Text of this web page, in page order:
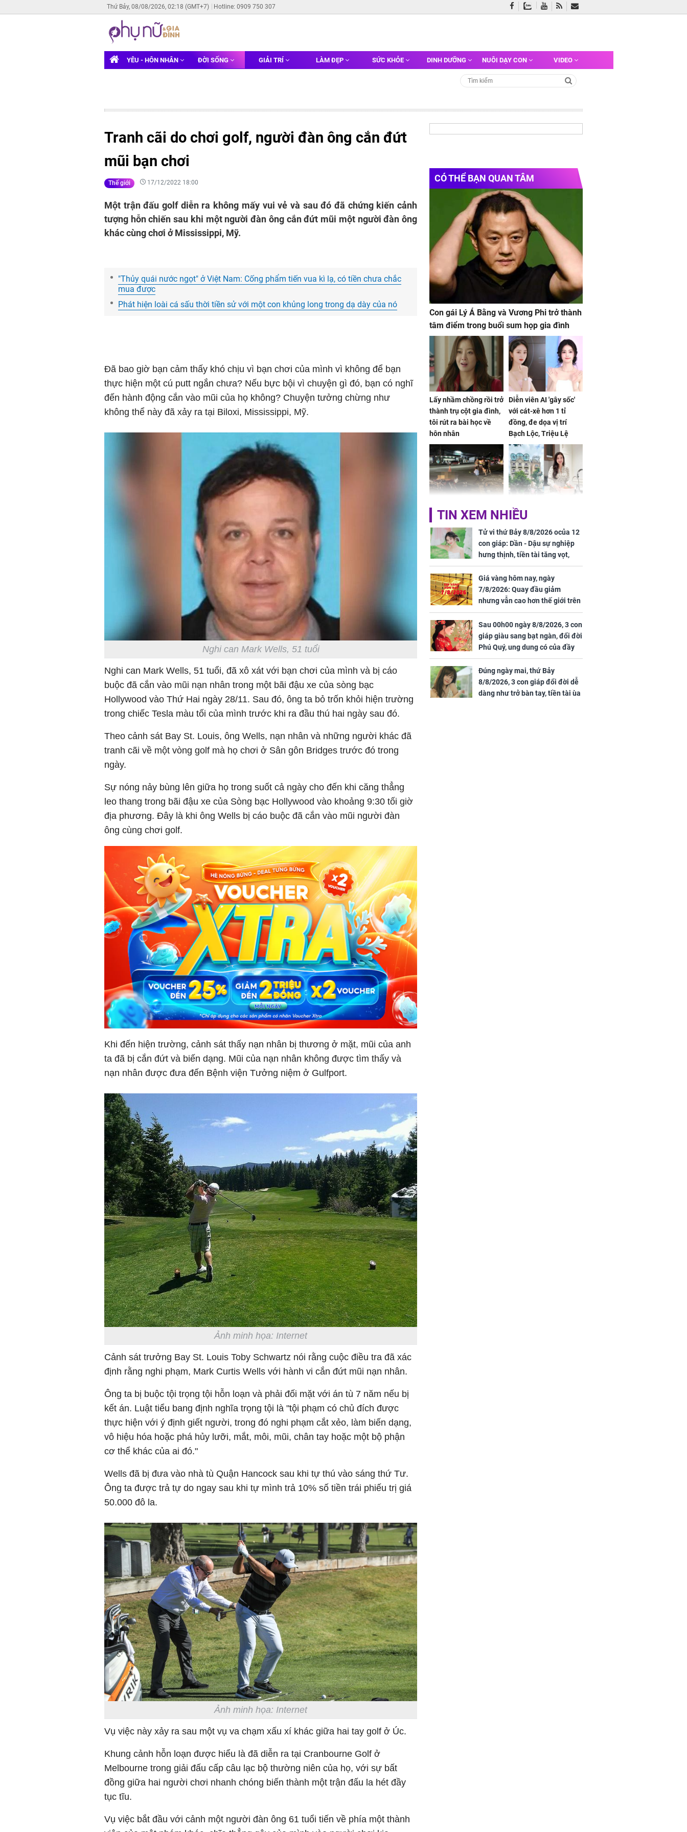
Thứ Bảy, 08/08/2026, 02:18 (GMT+7) Hotline: 0909 750 307
YÊU - HÔN NHÂN ĐỜI SỐNG GIẢI TRÍ LÀM ĐẸP SỨC KHỎE DINH DƯỠNG NUÔI DẠY CON VIDEO
Tranh cãi do chơi golf, người đàn ông cắn đứt
mũi bạn chơi
Thế giới 17/12/2022 18:00
Một trận đấu golf diễn ra không mấy vui vẻ và sau đó đã chứng kiến ​​cảnh
tượng hỗn chiến sau khi một người đàn ông cắn đứt mũi một người đàn ông
khác cùng chơi ở Mississippi, Mỹ.
"Thủy quái nước ngọt" ở Việt Nam: Cống phẩm tiến vua kì lạ, có tiền chưa chắc
mua được
Phát hiện loài cá sấu thời tiền sử với một con khủng long trong dạ dày của nó
Đã bao giờ bạn cảm thấy khó chịu vì bạn chơi của mình vì không để bạn
thực hiện một cú putt ngắn chưa? Nếu bực bội vì chuyện gì đó, bạn có nghĩ
đến hành động cắn vào mũi của họ không? Chuyện tưởng chừng như
không thể này đã xảy ra tại Biloxi, Mississippi, Mỹ.
Nghi can Mark Wells, 51 tuổi
Nghi can Mark Wells, 51 tuổi, đã xô xát với bạn chơi của mình và bị cáo
buộc đã cắn vào mũi nạn nhân trong một bãi đậu xe của sòng bạc
Hollywood vào Thứ Hai ngày 28/11. Sau đó, ông ta bỏ trốn khỏi hiện trường
trong chiếc Tesla màu tối của mình trước khi ra đầu thú hai ngày sau đó.
Theo cảnh sát Bay St. Louis, ông Wells, nạn nhân và những người khác đã
tranh cãi về một vòng golf mà họ chơi ở Sân gôn Bridges trước đó trong
ngày.
Sự nóng nảy bùng lên giữa họ trong suốt cả ngày cho đến khi căng thẳng
leo thang trong bãi đậu xe của Sòng bạc Hollywood vào khoảng 9:30 tối giờ
địa phương. Đây là khi ông Wells bị cáo buộc đã cắn vào mũi người đàn
ông cùng chơi golf.
Khi đến hiện trường, cảnh sát thấy nạn nhân bị thương ở mặt, mũi của anh
ta đã bị cắn đứt và biến dạng. Mũi của nạn nhân không được tìm thấy và
nạn nhân được đưa đến Bệnh viện Tưởng niệm ở Gulfport.
Ảnh minh họa: Internet
Cảnh sát trưởng Bay St. Louis Toby Schwartz nói rằng cuộc điều tra đã xác
định rằng nghi phạm, Mark Curtis Wells với hành vi cắn đứt mũi nạn nhân.
Ông ta bị buộc tội trọng tội hỗn loạn và phải đối mặt với án tù 7 năm nếu bị
kết án. Luật tiểu bang định nghĩa trọng tội là "tội phạm có chủ đích được
thực hiện với ý định giết người, trong đó nghi phạm cắt xẻo, làm biến dạng,
vô hiệu hóa hoặc phá hủy lưỡi, mắt, môi, mũi, chân tay hoặc một bộ phận
cơ thể khác của ai đó."
Wells đã bị đưa vào nhà tù Quận Hancock sau khi tự thú vào sáng thứ Tư.
Ông ta được trả tự do ngay sau khi tự mình trả 10% số tiền trái phiếu trị giá
50.000 đô la.
Ảnh minh họa: Internet
Vụ việc này xảy ra sau một vụ va chạm xấu xí khác giữa hai tay golf ở Úc.
Khung cảnh hỗn loạn được hiểu là đã diễn ra tại Cranbourne Golf ở
Melbourne trong giải đấu cấp câu lạc bộ thường niên của họ, với sự bất
đồng giữa hai người chơi nhanh chóng biến thành một trận đấu la hét đầy
tục tĩu.
Vụ việc bắt đầu với cảnh một người đàn ông 61 tuổi tiến về phía một thành
CÓ THỂ BẠN QUAN TÂM
Con gái Lý Á Bằng và Vương Phi trở thành
tâm điểm trong buổi sum họp gia đình
Lấy nhầm chồng rồi trở
thành trụ cột gia đình,
tôi rút ra bài học về
hôn nhân
Diễn viên AI 'gây sốc'
với cát-xê hơn 1 tỉ
đồng, đe dọa vị trí
Bạch Lộc, Triệu Lệ
Dĩnh
TP.HCM: Nữ công nhân
tử vong trên đường đi
làm về trong khu công
nghiệp Sóng Thần
Đỗ Mỹ Linh hé lộ góc
bếp chill của nhà mới -
cạnh biệt thự bầu Hiển
Sau 00h00 ngày
8/8/2026, 3 con giáp
giàu sang bạt ngàn,
đổi đời Phú Quý, ung
dung có của đầy nhà,
ngày càng hưng thịnh
sung túc
TIN XEM NHIỀU
Tử vi thứ Bảy 8/8/2026 ocủa 12
con giáp: Dần - Dậu sự nghiệp
hưng thịnh, tiền tài tăng vọt,
Mão - Thân công việc bất trắc,
tiền mất tật mang
Giá vàng hôm nay, ngày
7/8/2026: Quay đầu giảm
nhưng vẫn cao hơn thế giới trên
7 triệu đồng
Sau 00h00 ngày 8/8/2026, 3 con
giáp giàu sang bạt ngàn, đổi đời
Phú Quý, ung dung có của đầy
nhà, ngày càng hưng thịnh sung
túc
Đúng ngày mai, thứ Bảy
8/8/2026, 3 con giáp đổi đời dễ
dàng như trở bàn tay, tiền tài ùa